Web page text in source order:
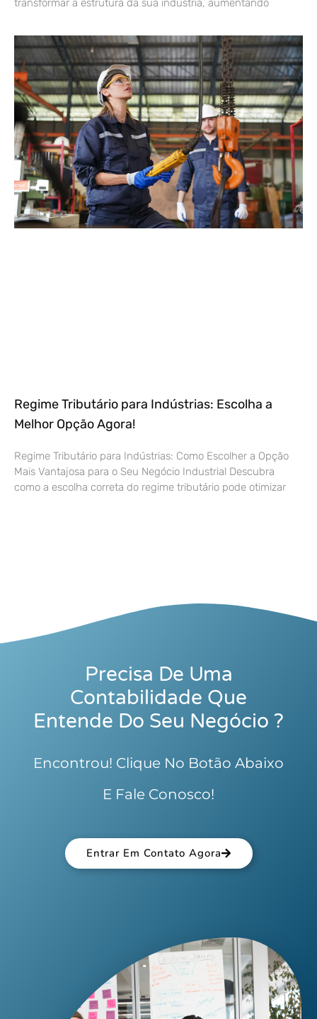
Regime Tributário para Indústrias: Escolha a
Melhor Opção Agora!
Regime Tributário para Indústrias: Como Escolher a Opção
Mais Vantajosa para o Seu Negócio Industrial Descubra
como a escolha correta do regime tributário pode otimizar
Precisa De Uma
Contabilidade Que
Entende Do Seu Negócio ?
Encontrou! Clique No Botão Abaixo
E Fale Conosco!
Entrar Em Contato Agora